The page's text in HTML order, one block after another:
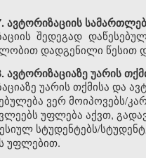
ავტორიზაციის
შედეგად
დადგენილი წესით
ავტორიზაციაზე უარის
უარის თქმისა და
ვერ მოიპოვებს/
უფლება აქვთ,
სტუდენტებს/
უფლებით.